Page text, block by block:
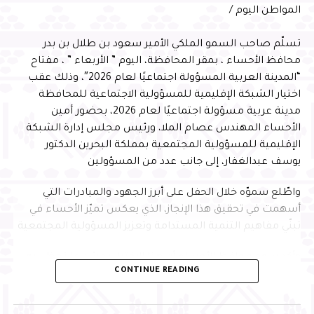
المواطن اليوم /
تسلّم صاحب السمو الملكي الأمير سعود بن طلال بن بدر
محافظ الأحساء ، بمقر المحافظة، اليوم ” الأربعاء ” ، مفتاح
“المدينة العربية المسؤولة اجتماعيًا لعام 2026″، وذلك عقب
اختيار الشبكة الإقليمية للمسؤولية الاجتماعية للمحافظة
مدينة عربية مسؤولة اجتماعيًا لعام 2026، بحضور أمين
الأحساء المهندس عصام الملا، ورئيس مجلس إدارة الشبكة
الإقليمية للمسؤولية المجتمعية بمملكة البحرين الدكتور
يوسف عبدالغفار، إلى جانب عدد من المسؤولين
واطّلع سموّه خلال الحفل على أبرز الجهود والمبادرات التي
أسهمت في تحقيق هذا الإنجاز، الذي يعكس تميّز الأحساء في
تبنّي مفاهيم التنمية المستدامة وتعزيز المسؤولية المجتمعية
وأكد سمو محافظ الأحساء أن هذا الاختيار يجسّد ما تحظى به
المحافظة من تقدير إقليمي نظير جهودها في تطبيق معايير
تنمويًا مستدامًا، مشيرًا إلى أن ذلك يعكس الدور الريادي
CONTINUE READING